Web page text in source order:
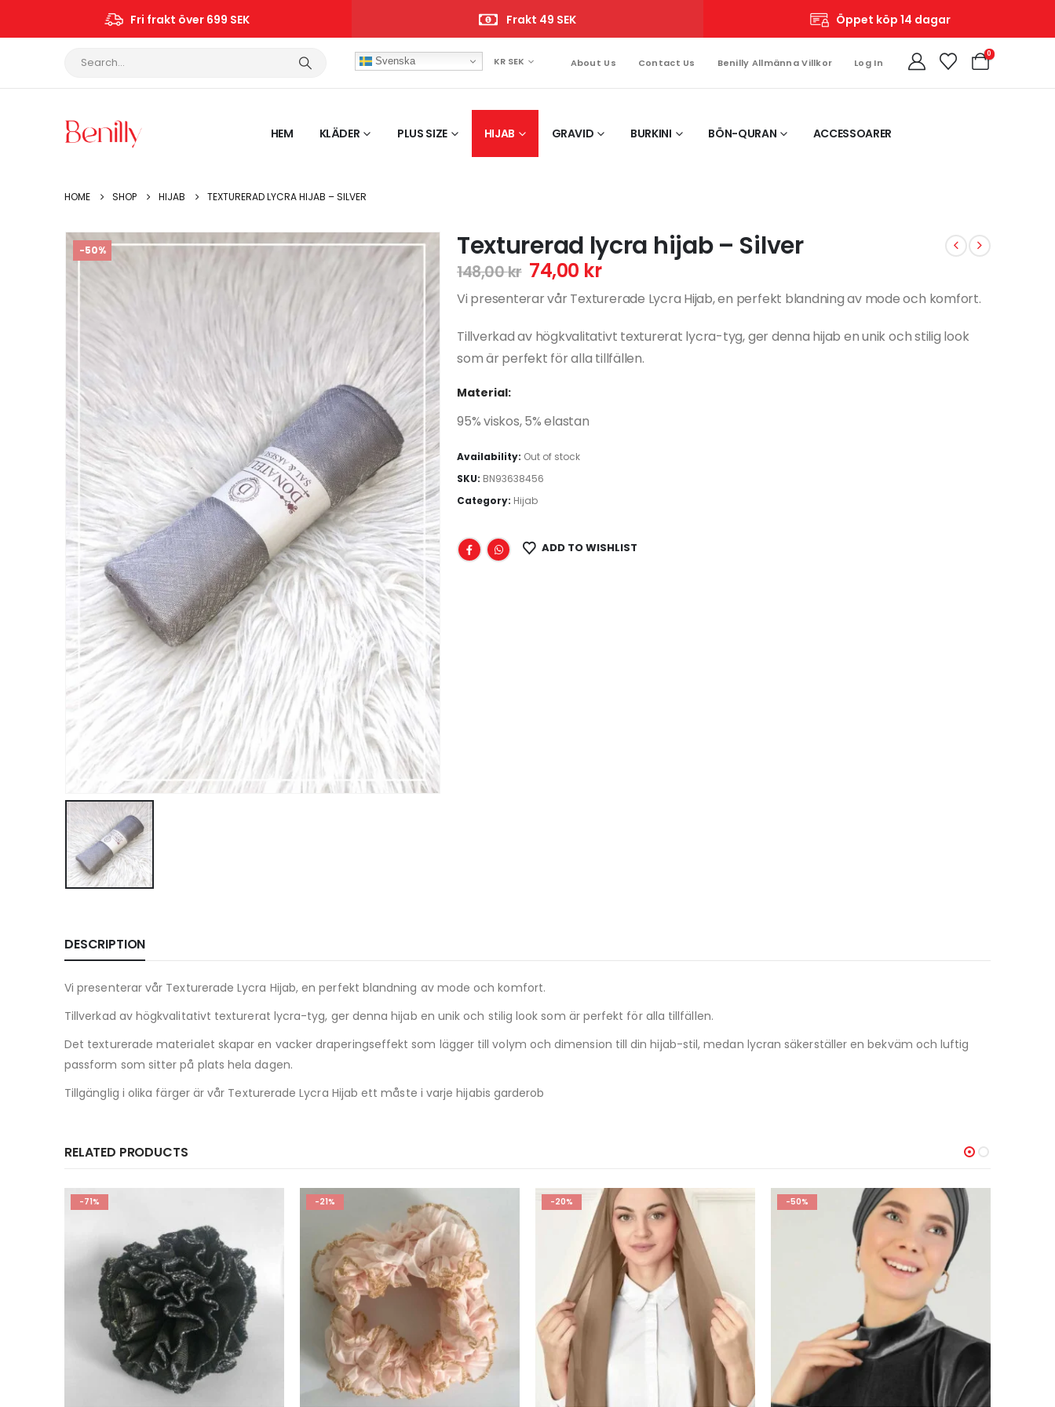
Fri frakt över 699 SEK Frakt 49 SEK Öppet köp 14 dagar
Svenska KR SEK About Us Contact Us Benilly Allmänna Villkor Log In
0
HEM KLÄDER PLUS SIZE HIJAB GRAVID BURKINI BÖN-QURAN ACCESSOARER
HOME SHOP HIJAB TEXTURERAD LYCRA HIJAB – SILVER
-50% Texturerad lycra hijab – Silver
148,00kr 74,00 kr
Vi presenterar vår Texturerade Lycra Hijab, en perfekt blandning av mode och komfort.
Tillverkad av högkvalitativt texturerat lycra-tyg, ger denna hijab en unik och stilig look
som är perfekt för alla tillfällen.
Material:
95% viskos, 5% elastan
Availability: Out of stock
SKU: BN93638456
Category: Hijab
ADD TO WISHLIST
DESCRIPTION
Vi presenterar vår Texturerade Lycra Hijab, en perfekt blandning av mode och komfort.
Tillverkad av högkvalitativt texturerat lycra-tyg, ger denna hijab en unik och stilig look som är perfekt för alla tillfällen.
Det texturerade materialet skapar en vacker draperingseffekt som lägger till volym och dimension till din hijab-stil, medan lycran säkerställer en bekväm och luftig
passform som sitter på plats hela dagen.
Tillgänglig i olika färger är vår Texturerade Lycra Hijab ett måste i varje hijabis garderob
RELATED PRODUCTS
-21% -20% -50% -50%